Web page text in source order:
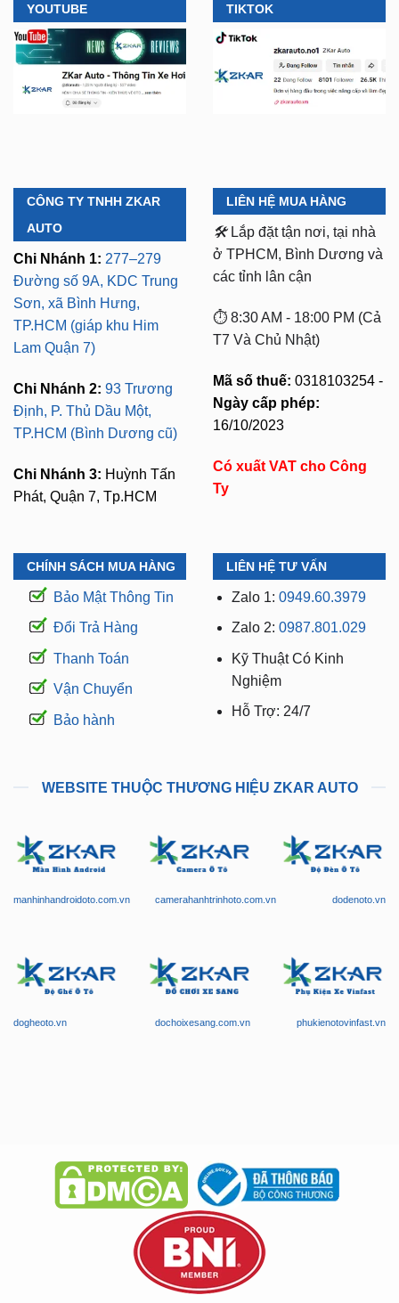
YOUTUBE TIKTOK
CÔNG TY TNHH ZKAR
AUTO
Chi Nhánh 1: 277–279
Đường số 9A, KDC Trung
Sơn, xã Bình Hưng,
TP.HCM (giáp khu Him
Lam Quận 7)
Chi Nhánh 2: 93 Trương
Định, P. Thủ Dầu Một,
TP.HCM (Bình Dương cũ)
Chi Nhánh 3: Huỳnh Tấn
Phát, Quận 7, Tp.HCM
LIÊN HỆ MUA HÀNG
🛠️ Lắp đặt tận nơi, tại nhà
ở TPHCM, Bình Dương và
các tỉnh lân cận
⏱️ 8:30 AM - 18:00 PM (Cả
T7 Và Chủ Nhật)
Mã số thuế: 0318103254 -
Ngày cấp phép:
16/10/2023
Có xuất VAT cho Công
Ty
CHÍNH SÁCH MUA HÀNG
Bảo Mật Thông Tin
Đổi Trả Hàng
Thanh Toán
Vận Chuyển
Bảo hành
LIÊN HỆ TƯ VẤN
Zalo 1: 0949.60.3979
Zalo 2: 0987.801.029
Kỹ Thuật Có Kinh
Nghiệm
Hỗ Trợ: 24/7
WEBSITE THUỘC THƯƠNG HIỆU ZKAR AUTO
manhinhandroidoto.com.vn camerahanhtrinhoto.com.vn dodenoto.vn
dogheoto.vn dochoixesang.com.vn phukienotovinfast.vn